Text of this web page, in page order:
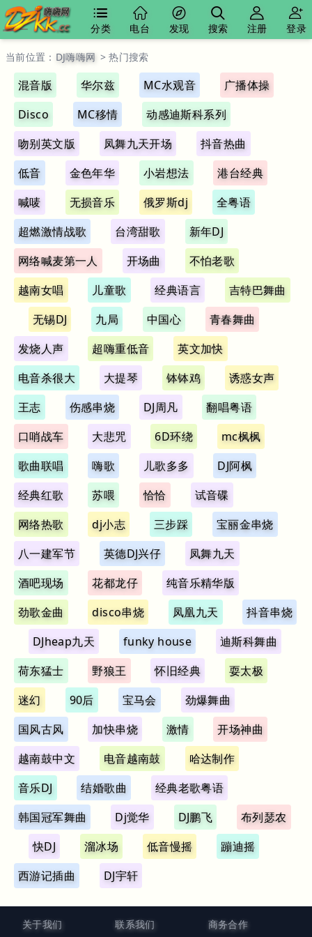
分类 电台 发现 搜索 注册 登录
当前位置： DJ嗨嗨网 > 热门搜索
混音版 华尔兹 MC水观音
广播体操
Disco
MC移情
动感迪斯科系列
吻别英文版
凤舞九天开场
抖音热曲
低音
金色年华 小岩想法
港台经典
喊唛
无损音乐 俄罗斯dj
全粤语
超燃激情战歌
台湾甜歌
新年DJ
网络喊麦第一人
开场曲
不怕老歌
越南女唱
儿童歌 经典语言
吉特巴舞曲
无锡DJ
九局 中国心
青春舞曲
发烧人声
超嗨重低音
英文加快
电音杀很大
大提琴 钵钵鸡
诱惑女声
王志
伤感串烧 DJ周凡
翻唱粤语
口哨战车
大悲咒 6D环绕
mc枫枫
歌曲联唱
嗨歌 儿歌多多
DJ阿枫
经典红歌
苏喂 恰恰
试音碟
网络热歌
dj小志 三步踩
宝丽金串烧
八一建军节
英德DJ兴仔
凤舞九天
酒吧现场
花都龙仔
纯音乐精华版
劲歌金曲
disco串烧 凤凰九天
抖音串烧
DJheap九天
funky house
迪斯科舞曲
荷东猛士
野狼王 怀旧经典
耍太极
迷幻
90后 宝马会
劲爆舞曲
国风古风
加快串烧 激情
开场神曲
越南鼓中文
电音越南鼓
哈达制作
音乐DJ
结婚歌曲
经典老歌粤语
韩国冠军舞曲
Dj觉华 DJ鹏飞
布列瑟农
快DJ
溜冰场 低音慢摇
蹦迪摇
西游记插曲
DJ宇轩
关于我们 联系我们 商务合作